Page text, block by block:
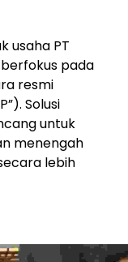
usaha PT
pada
resmi
Solusi
untuk
menengah
lebih